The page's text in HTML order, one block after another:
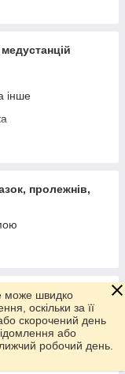
інше
пролежнів,
може швидко
оскільки за її
скорочений день
або
робочий день.